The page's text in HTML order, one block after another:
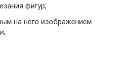
фигур;
на него изображением